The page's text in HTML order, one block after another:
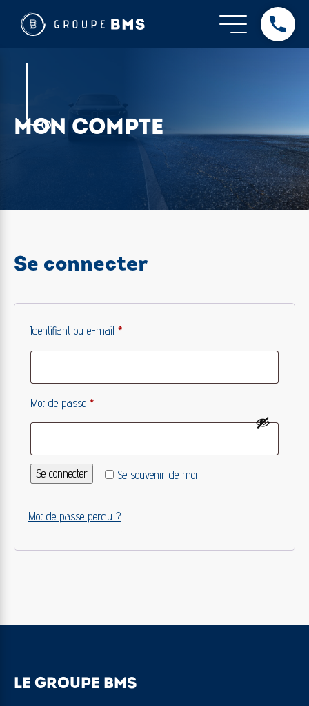
MON COMPTE
Se connecter
Identifiant ou e-mail *Obligatoire
Mot de passe *Obligatoire
Se souvenir de moi
Se connecter
Mot de passe perdu ?
LE GROUPE BMS